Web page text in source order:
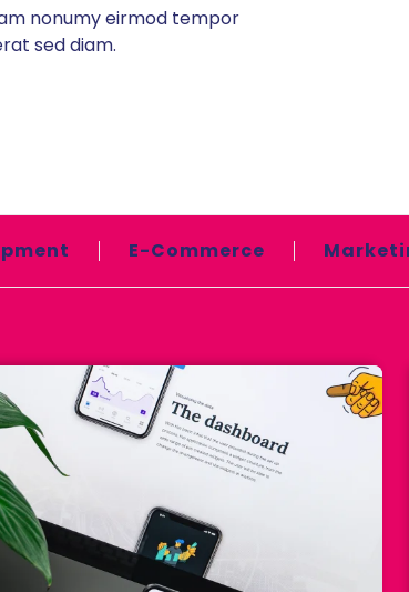
nonumy eirmod tempor
sed diam.
E-Commerce